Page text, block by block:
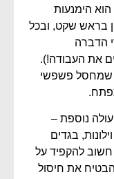
הימנעות
בראש שקט, ובכל
הדברה
את העבודה!).
אחד שמחסל פשפשי
נוספת –
בגדים
חשוב להקפיד על
כדי להבטיח את חיסול